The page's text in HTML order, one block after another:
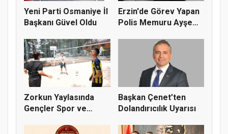
Yeni Parti Osmaniye İl
Başkanı Güvel Oldu
Erzin'de Görev Yapan
Polis Memuru Ayşe
Zorkun Yaylasında
Gençler Spor ve
Başkan Çenet’ten
Dolandırıcılık Uyarısı